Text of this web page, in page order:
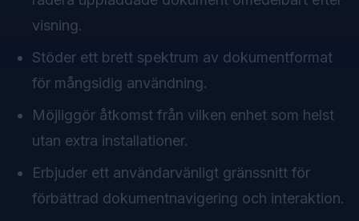
visning.
Stöder ett brett spektrum av dokumentformat
för mångsidig användning.
Möjliggör åtkomst från vilken enhet som helst
utan extra installationer.
Erbjuder ett användarvänligt gränssnitt för
förbättrad dokumentnavigering och interaktion.